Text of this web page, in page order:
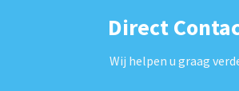
Direct
Wij helpen u graag